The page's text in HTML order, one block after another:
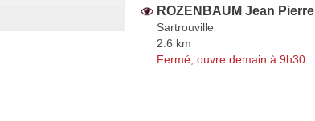
ROZENBAUM Jean Pierre
Sartrouville
2.6 km
Fermé, ouvre demain à 9h30